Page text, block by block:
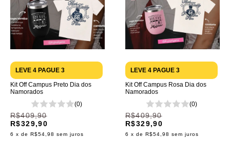
LEVE 4 PAGUE 3
Kit Off Campus Preto Dia dos
Namorados
(0)
R$409,90
R$329,90
6 x de R$54,98 sem juros
LEVE 4 PAGUE 3
Kit Off Campus Rosa Dia dos
Namorados
(0)
R$409,90
R$329,90
6 x de R$54,98 sem juros